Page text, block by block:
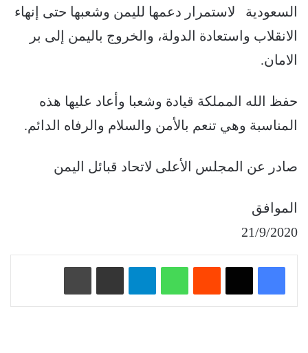
السعودية لاستمرار دعمها لليمن وشعبها حتى إنهاء
الانقلاب واستعادة الدولة، والخروج باليمن إلى بر
الامان.
حفظ الله المملكة قيادة وشعبا وأعاد عليها هذه
المناسبة وهي تنعم بالأمن والسلام والرفاه الدائم.
صادر عن المجلس الأعلى لاتحاد قبائل اليمن
الموافق
21/9/2020
واتساب تيلقرام